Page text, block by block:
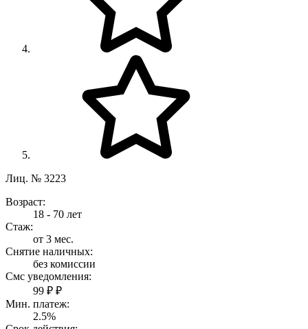
Лиц. № 3223
Возраст:
18 - 70 лет
Стаж:
от 3 мес.
Снятие наличных:
без комиссии
Смс уведомления:
99 ₽ ₽
Мин. платеж:
2.5%